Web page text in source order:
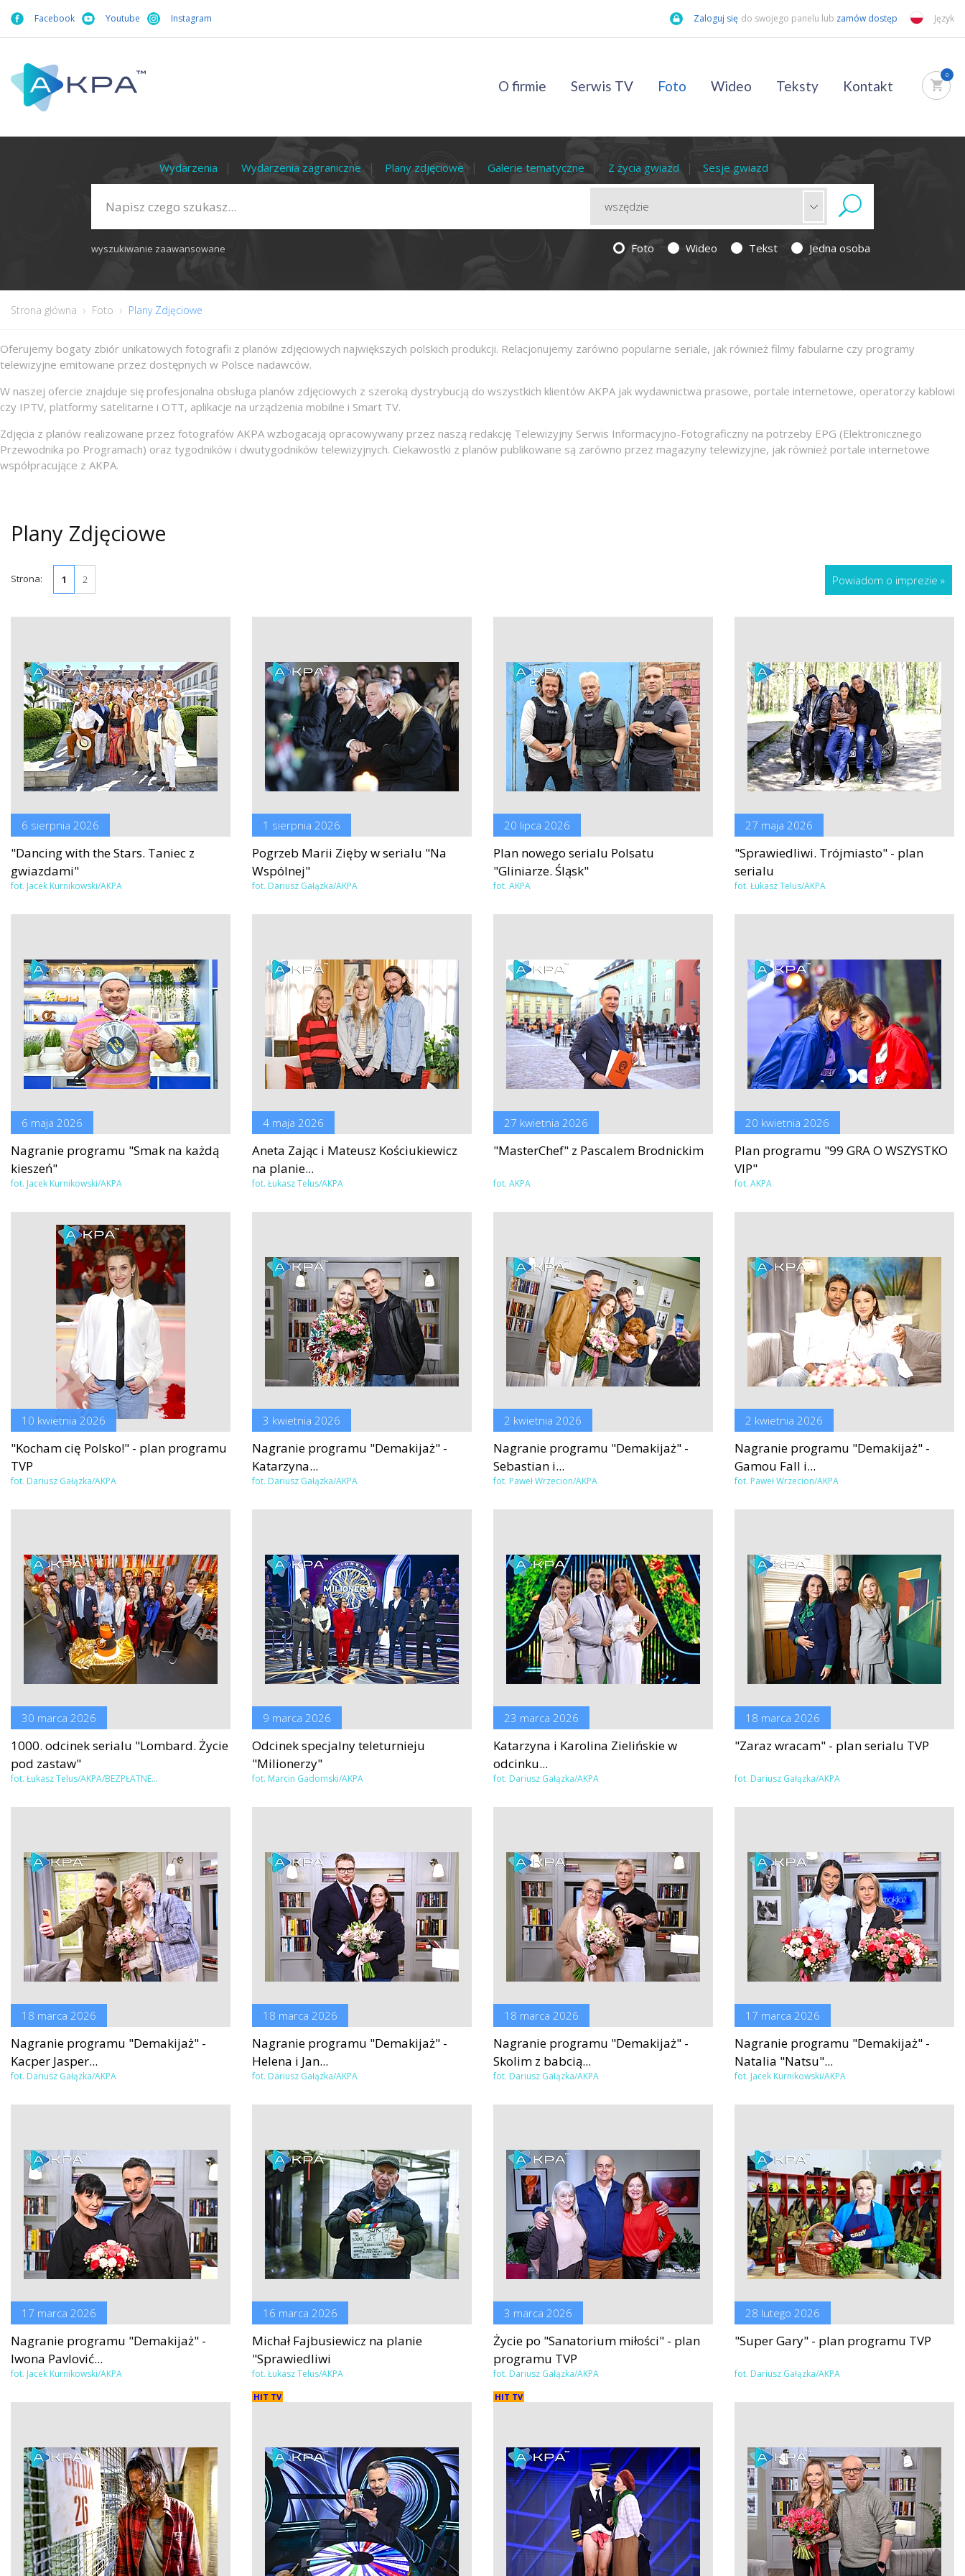
Facebook Youtube Instagram Zaloguj się do swojego panelu lub zamów dostęp Język
O firmie Serwis TV Foto Wideo Teksty Kontakt
0
Wydarzenia Wydarzenia zagraniczne Plany zdjęciowe Galerie tematyczne Z życia gwiazd Sesje gwiazd
wyszukiwanie zaawansowane Foto Wideo Tekst Jedna osoba
Strona główna Foto Plany Zdjęciowe
Oferujemy bogaty zbiór unikatowych fotografii z planów zdjęciowych największych polskich produkcji. Relacjonujemy zarówno popularne seriale, jak również filmy fabularne czy programy
telewizyjne emitowane przez dostępnych w Polsce nadawców.
W naszej ofercie znajduje się profesjonalna obsługa planów zdjęciowych z szeroką dystrybucją do wszystkich klientów AKPA jak wydawnictwa prasowe, portale internetowe, operatorzy kablowi
czy IPTV, platformy satelitarne i OTT, aplikacje na urządzenia mobilne i Smart TV.
Zdjęcia z planów realizowane przez fotografów AKPA wzbogacają opracowywany przez naszą redakcję Telewizyjny Serwis Informacyjno-Fotograficzny na potrzeby EPG (Elektronicznego
Przewodnika po Programach) oraz tygodników i dwutygodników telewizyjnych. Ciekawostki z planów publikowane są zarówno przez magazyny telewizyjne, jak również portale internetowe
współpracujące z AKPA.
Plany Zdjęciowe
Strona: 1 2 Powiadom o imprezie »
6 sierpnia 2026
"Dancing with the Stars. Taniec z
gwiazdami"
fot. Jacek Kurnikowski/AKPA
1 sierpnia 2026
Pogrzeb Marii Zięby w serialu "Na
Wspólnej"
fot. Dariusz Gałązka/AKPA
20 lipca 2026
Plan nowego serialu Polsatu
"Gliniarze. Śląsk"
fot. AKPA
27 maja 2026
"Sprawiedliwi. Trójmiasto" - plan
serialu
fot. Łukasz Telus/AKPA
6 maja 2026
Nagranie programu "Smak na każdą
kieszeń"
fot. Jacek Kurnikowski/AKPA
4 maja 2026
Aneta Zając i Mateusz Kościukiewicz
na planie...
fot. Łukasz Telus/AKPA
27 kwietnia 2026
"MasterChef" z Pascalem Brodnickim
fot. AKPA
20 kwietnia 2026
Plan programu "99 GRA O WSZYSTKO
VIP"
fot. AKPA
10 kwietnia 2026
"Kocham cię Polsko!" - plan programu
TVP
fot. Dariusz Gałązka/AKPA
3 kwietnia 2026
Nagranie programu "Demakijaż" -
Katarzyna...
fot. Dariusz Gałązka/AKPA
2 kwietnia 2026
Nagranie programu "Demakijaż" -
Sebastian i...
fot. Paweł Wrzecion/AKPA
2 kwietnia 2026
Nagranie programu "Demakijaż" -
Gamou Fall i...
fot. Paweł Wrzecion/AKPA
30 marca 2026
1000. odcinek serialu "Lombard. Życie
pod zastaw"
fot. Łukasz Telus/AKPA/BEZPŁATNE...
9 marca 2026
Odcinek specjalny teleturnieju
"Milionerzy"
fot. Marcin Gadomski/AKPA
23 marca 2026
Katarzyna i Karolina Zielińskie w
odcinku...
fot. Dariusz Gałązka/AKPA
18 marca 2026
"Zaraz wracam" - plan serialu TVP
fot. Dariusz Gałązka/AKPA
18 marca 2026
Nagranie programu "Demakijaż" -
Kacper Jasper...
fot. Dariusz Gałązka/AKPA
18 marca 2026
Nagranie programu "Demakijaż" -
Helena i Jan...
fot. Dariusz Gałązka/AKPA
18 marca 2026
Nagranie programu "Demakijaż" -
Skolim z babcią...
fot. Dariusz Gałązka/AKPA
17 marca 2026
Nagranie programu "Demakijaż" -
Natalia "Natsu"...
fot. Jacek Kurnikowski/AKPA
17 marca 2026
Nagranie programu "Demakijaż" -
Iwona Pavlović...
fot. Jacek Kurnikowski/AKPA
16 marca 2026
Michał Fajbusiewicz na planie
"Sprawiedliwi
fot. Łukasz Telus/AKPA
3 marca 2026
Życie po "Sanatorium miłości" - plan
programu TVP
fot. Dariusz Gałązka/AKPA
28 lutego 2026
"Super Gary" - plan programu TVP
fot. Dariusz Gałązka/AKPA
HIT TV HIT TV